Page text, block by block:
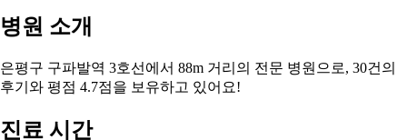
병원 소개
은평구 구파발역 3호선에서 88m 거리의 전문 병원으로, 30건의
후기와 평점 4.7점을 보유하고 있어요!
진료 시간